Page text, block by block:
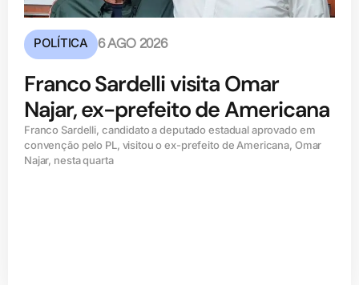
POLÍTICA 6 AGO 2026
Franco Sardelli visita Omar
Najar, ex-prefeito de Americana
Franco Sardelli, candidato a deputado estadual aprovado em
convenção pelo PL, visitou o ex-prefeito de Americana, Omar
Najar, nesta quarta